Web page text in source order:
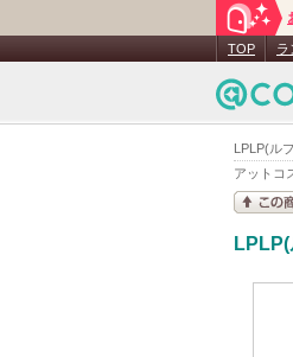
LPLP(ル
アットコ
TOP ラ
LPLP(